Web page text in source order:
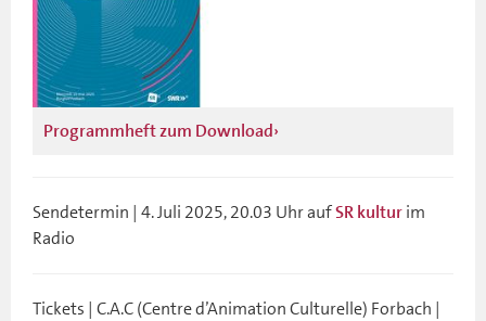
Programmheft zum Download
Sendetermin | 4. Juli 2025, 20.03 Uhr aufSR kultur im
Radio
Tickets | C.A.C (Centre d’Animation Culturelle) Forbach |